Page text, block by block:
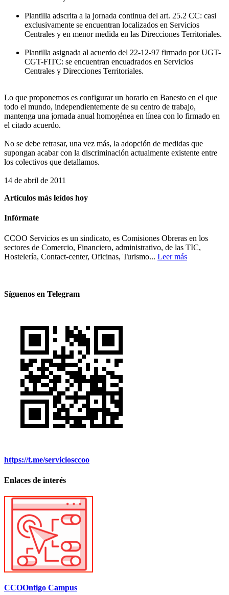
Plantilla adscrita a la jornada continua del art. 25.2 CC: casi
exclusivamente se encuentran localizados en Servicios
Centrales y en menor medida en las Direcciones Territoriales.
Plantilla asignada al acuerdo del 22-12-97 firmado por UGT-
CGT-FITC: se encuentran encuadrados en Servicios
Centrales y Direcciones Territoriales.
Lo que proponemos es configurar un horario en Banesto en el que
todo el mundo, independientemente de su centro de trabajo,
mantenga una jornada anual homogénea en línea con lo firmado en
el citado acuerdo.
No se debe retrasar, una vez más, la adopción de medidas que
supongan acabar con la discriminación actualmente existente entre
los colectivos que detallamos.
14 de abril de 2011
Artículos más leídos hoy
Infórmate
CCOO Servicios es un sindicato, es Comisiones Obreras en los
sectores de Comercio, Financiero, administrativo, de las TIC,
Hostelería, Contact-center, Oficinas, Turismo... Leer más
Síguenos en Telegram
https://t.me/serviciosccoo
Enlaces de interés
CCOOntigo Campus